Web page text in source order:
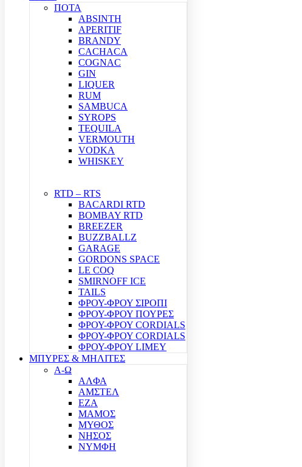
ΠΟΤΑ
ABSINTH
APERITIF
BRANDY
CACHACA
COGNAC
GIN
LIQUER
RUM
SAMBUCA
SYROPS
TEQUILA
VERMOUTH
VODKA
WHISKEY
RTD – RTS
BACARDI RTD
BOMBAY RTD
BREEZER
BUZZBALLZ
GARAGE
GORDONS SPACE
LE COQ
SMIRNOFF ICE
TAILS
ΦΡΟΥ-ΦΡΟΥ ΣΙΡΟΠΙ
ΦΡΟΥ-ΦΡΟΥ ΠΟΥΡΕΣ
ΦΡΟΥ-ΦΡΟΥ CORDIALS
ΦΡΟΥ-ΦΡΟΥ CORDIALS
ΦΡΟΥ-ΦΡΟΥ LIMEY
ΜΠΥΡΕΣ & ΜΗΛΙΤΕΣ
Α-Ω
ΑΛΦΑ
ΑΜΣΤΕΛ
ΕΖΑ
ΜΑΜΟΣ
ΜΥΘΟΣ
ΝΗΣΟΣ
ΝΥΜΦΗ